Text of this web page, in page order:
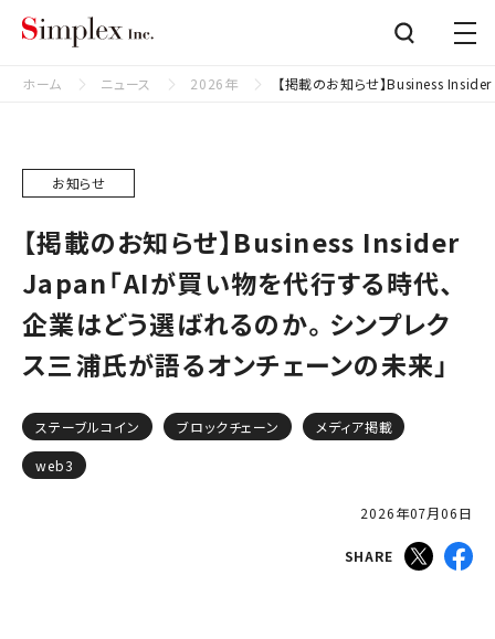
ホーム ニュース 2026年 【掲載のお知らせ】Business
お知らせ
【掲載のお知らせ】Business Insider
Japan「AIが買い物を代行する時代、
企業はどう選ばれるのか。シンプレク
ス三浦氏が語るオンチェーンの未来」
ステーブルコイン ブロックチェーン メディア掲載
web3
2026年07月06日
SHARE